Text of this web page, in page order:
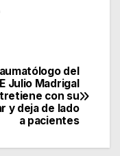
del
Julio Madrigal
con su
y deja de lado
a pacientes